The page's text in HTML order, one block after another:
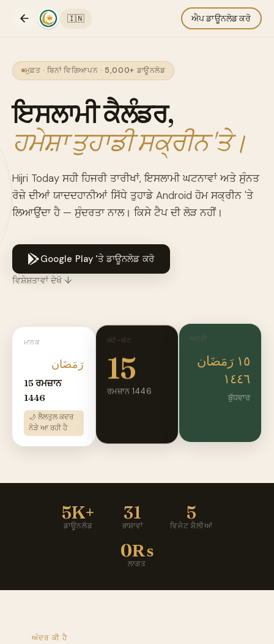
🇮🇳 ਐਪ ਡਾਊਨਲੋਡ ਕਰੋ
ਮੁਫ਼ਤ · ਬਿਨਾਂ ਵਿਗਿਆਪਨ · 5,000+ ਡਾਊਨਲੋਡ
ਇਸਲਾਮੀ ਕੈਲੰਡਰ,
ਹਮੇਸ਼ਾ ਤੁਹਾਡੀ ਸਕ੍ਰੀਨ 'ਤੇ।
Hijri Today ਸਹੀ ਹਿਜਰੀ ਤਾਰੀਖਾਂ, ਇਸਲਾਮੀ ਘਟਨਾਵਾਂ ਅਤੇ ਸੁੰਨਤ
ਰੋਜ਼ੇ ਦੀਆਂ ਯਾਦਦਹਾਨੀਆਂ ਸਿੱਧੇ ਤੁਹਾਡੇ Android ਹੋਮ ਸਕ੍ਰੀਨ 'ਤੇ
ਲਿਆਉਂਦਾ ਹੈ — ਸੁੰਦਰਤਾ ਨਾਲ। ਕਿਸੇ ਟੈਪ ਦੀ ਲੋੜ ਨਹੀਂ।
Google Play 'ਤੇ ਡਾਊਨਲੋਡ ਕਰੋ
ਵਿਸ਼ੇਸ਼ਤਾਵਾਂ ਦੇਖੋ ↓
ਮਾਨਕ
رَمَضَان
15 ਰਮਜ਼ਾਨ
1446
🌙 ਲੈਲਤੁਲ ਕਦਰ
ਨੇੜੇ ਆ ਰਹੀ ਹੈ
ਘੱਟੋ-ਘੱਟ
15
ਰਮਜ਼ਾਨ 1446
ਅਰਬੀ
١٥ رَمَضَان
١٤٤٦
ਬੁੱਧਵਾਰ
5K+
ਡਾਊਨਲੋਡ
31
ਭਾਸ਼ਾਵਾਂ
5
ਵਿਜੇਟ ਸ਼ੈਲੀਆਂ
0₨
ਲਾਗਤ
ਅੰਦਰ ਕੀ ਹੈ